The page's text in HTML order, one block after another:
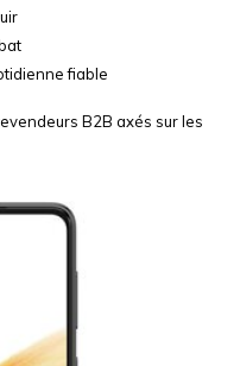
fiable
B2B axés sur les